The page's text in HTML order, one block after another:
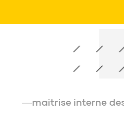
maitrise interne